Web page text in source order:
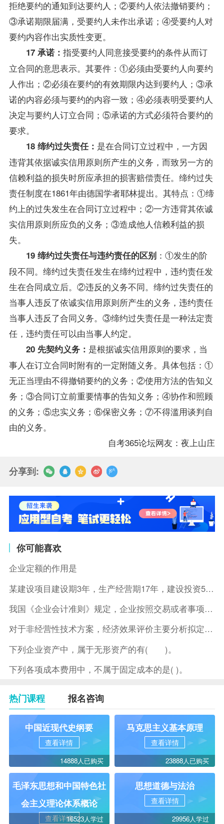
拒绝要约的通知到达要约人；②要约人依法撤销要约；
③承诺期限届满，受要约人未作出承诺；④受要约人对
要约内容作出实质性变更。
17 承诺： 指受要约人同意接受要约的条件从而订
立合同的意思表示。其要件：①必须由受要约人向要约
人作出；②必须在要约的有效期限内达到要约人；③承
诺的内容必须与要约的内容一致；④必须表明受要约人
决定与要约人订立合同；⑤承诺的方式必须符合要约的
要求。
18 缔约过失责任： 是在合同订立过程中，一方因
违背其依据诚实信用原则所产生的义务，而致另一方的
信赖利益的损失时所应承担的损害赔偿责任。缔约过失
责任制度在1861年由德国学者耶林提出。其特点：①缔
约上的过失发生在合同订立过程中；②一方违背其依诚
实信用原则所应负的义务；③造成他人信赖利益的损
失。
19 缔约过失责任与违约责任的区别：①发生的阶
段不同。缔约过失责任发生在缔约过程中，违约责任发
生在合同成立后。②违反的义务不同。缔约过失责任的
当事人违反了依诚实信用原则所产生的义务，违约责任
当事人违反了合同义务。③缔约过失责任是一种法定责
任，违约责任可以由当事人约定。
20 先契约义务： 是根据诚实信用原则的要求，当
事人在订立合同时附有的一定附随义务。具体包括：①
无正当理由不得撤销要约的义务；②使用方法的告知义
务；③合同订立前重要情事的告知义务；④协作和照顾
的义务；⑤忠实义务；⑥保密义务；⑦不得滥用谈判自
由的义务。
自考365论坛网友：夜上山庄
分享到:
你可能喜欢
企业定额的作用是
某建设项目建设期3年，生产经营期17年，建设投资5500万元
我国《企业会计准则》规定，企业按照交易或者事项的经济特征确定
对于非经营性技术方案，经济效果评价主要分析拟定方案的( )。
下列企业资产中，属于无形资产的有( )。
下列各项成本费用中，不属于固定成本的是( )。
热门课程 报名咨询
中国近现代史纲要
查看详情
14888人已购买
马克思主义基本原理
查看详情
23888人已购买
毛泽东思想和中国特色社
会主义理论体系概论
查看详情16523人学过
思想道德与法治
查看详情
29956人学过